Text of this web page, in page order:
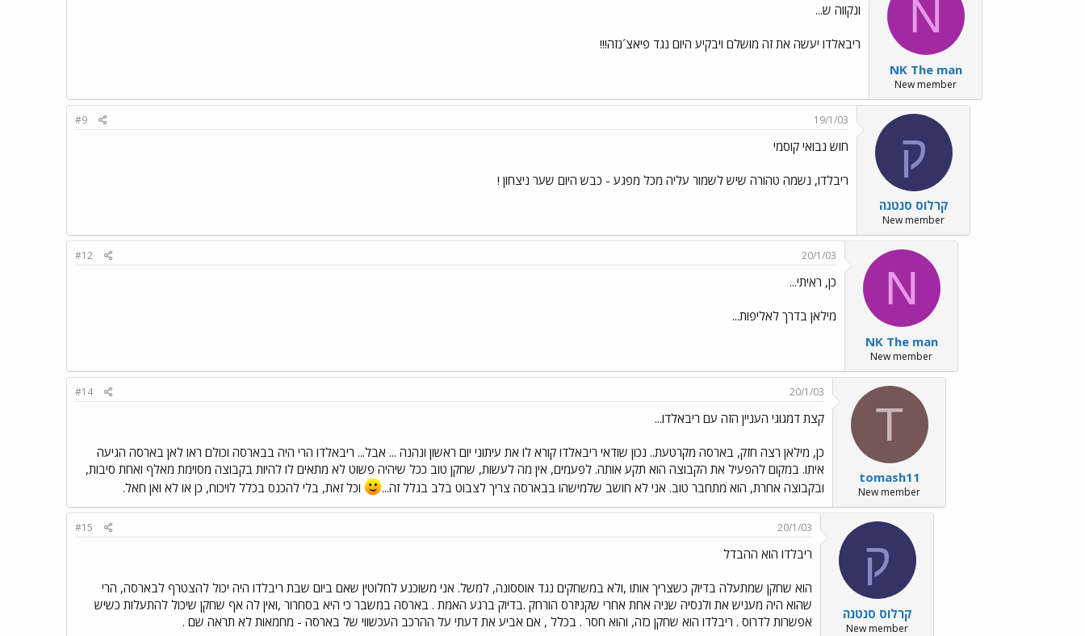
N
NK The man
New member
ונקווה ש...
ריבאלדו יעשה את זה מושלם ויבקיע היום נגד פיאצ´נזה!!!
ק
קרלוס סנטנה
New member
19/1/03
#9
חוש נבואי קוסמי
ריבלדו, נשמה טהורה שיש לשמור עליה מכל מפגע - כבש היום שער ניצחון !
N
NK The man
New member
20/1/03
#12
כן, ראיתי...
מילאן בדרך לאליפות...
T
tomash11
New member
20/1/03
#14
קצת דמגוגי העניין הזה עם ריבאלדו...
כן, מילאן רצה חזק, בארסה מקרטעת.. נכון שודאי ריבאלדו קורא לו את עיתוני יום ראשון ונהנה ... אבל... ריבאלדו הרי היה בבארסה וכולם ראו לאן בארסה הגיעה
איתו. במקום להפעיל את הקבוצה הוא תקע אותה. לפעמים, אין מה לעשות, שחקן טוב ככל שיהיה פשוט לא מתאים לו להיות בקבוצה מסוימת מאלף ואחת סיבות,
ובקבוצה אחרת, הוא מתחבר טוב. אני לא חושב שלמישהו בבארסה צריך לצבוט בלב בגלל זה...
וכל זאת, בלי להכנס בכלל לויכוח, כן או לא ואן חאל.
ק
קרלוס סנטנה
New member
20/1/03
#15
ריבלדו הוא ההבדל
הוא שחקן שמתעלה בדיוק כשצריך אותו ,ולא במשחקים נגד אוססונה, למשל. אני משוכנע לחלוטין שאם ביום שבת ריבלדו היה יכול להצטרף לבארסה, הרי
שהוא היה מעניש את ולנסיה שניה אחת אחרי שקניזרס הורחק .בדיוק ברגע האמת . בארסה במשבר כי היא בסחרור ,ואין לה אף שחקן שיכול להתעלות כשיש
אפשרות לדרוס . ריבלדו הוא שחקן כזה, והוא חסר . בכלל , אם אביע את דעתי על ההרכב העכשווי של בארסה - מחמאות לא תראה שם .